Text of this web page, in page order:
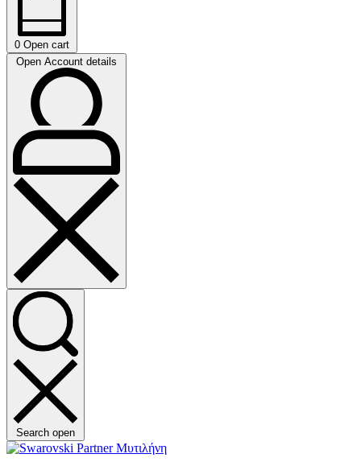
0 Open cart
Open Account details
Search open